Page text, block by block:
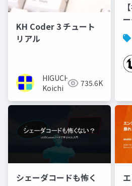
KH Coder 3 チュート
リアル
HIGUCHI
Koichi
735.6K
シェーダコードも怖く